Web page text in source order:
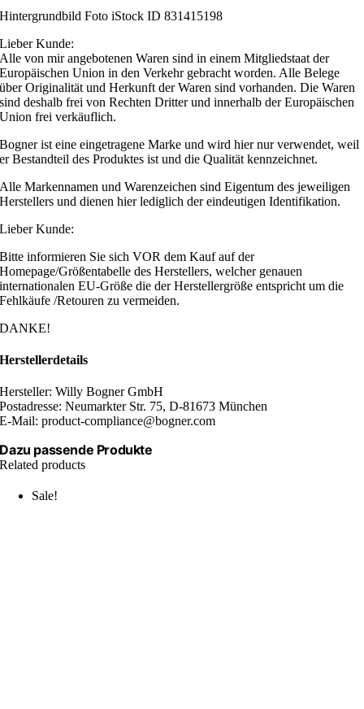
Hintergrundbild Foto iStock ID 831415198
Lieber Kunde:
Alle von mir angebotenen Waren sind in einem Mitgliedstaat der
Europäischen Union in den Verkehr gebracht worden. Alle Belege
über Originalität und Herkunft der Waren sind vorhanden. Die Waren
sind deshalb frei von Rechten Dritter und innerhalb der Europäischen
Union frei verkäuflich.
Bogner ist eine eingetragene Marke und wird hier nur verwendet, weil
er Bestandteil des Produktes ist und die Qualität kennzeichnet.
Alle Markennamen und Warenzeichen sind Eigentum des jeweiligen
Herstellers und dienen hier lediglich der eindeutigen Identifikation.
Lieber Kunde:
Bitte informieren Sie sich VOR dem Kauf auf der
Homepage/Größentabelle des Herstellers, welcher genauen
internationalen EU-Größe die der Herstellergröße entspricht um die
Fehlkäufe /Retouren zu vermeiden.
DANKE!
Herstellerdetails
Hersteller: Willy Bogner GmbH
Postadresse: Neumarkter Str. 75, D-81673 München
E-Mail: product-compliance@bogner.com
Dazu passende Produkte
Related products
Sale!